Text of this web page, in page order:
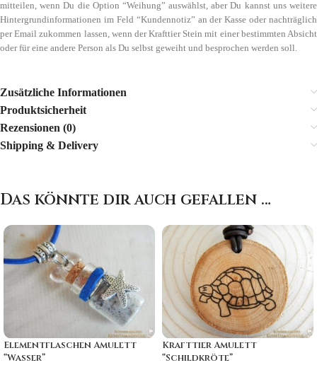
mitteilen, wenn Du die Option “Weihung” auswählst, aber Du kannst uns weitere
Hintergrundinformationen im Feld “Kundennotiz” an der Kasse oder nachträglich
per Email zukommen lassen, wenn der Krafttier Stein mit einer bestimmten Absicht
oder für eine andere Person als Du selbst geweiht und besprochen werden soll.
Zusätzliche Informationen
Produktsicherheit
Rezensionen (0)
Shipping & Delivery
Das könnte dir auch gefallen …
Elementflaschen Amulett
“Wasser”
Krafttier Amulett
“Schildkröte”